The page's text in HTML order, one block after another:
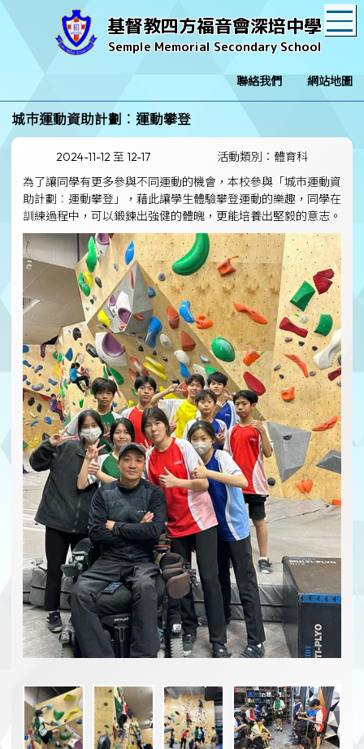
基督教四方福音會深培中學
Semple Memorial Secondary School
聯絡我們 網站地圖
城巿運動資助計劃︰運動攀登
2024-11-12 至 12-17
活動類別：體育科
為了讓同學有更多參與不同運動的機會，本校參與「城巿運動資
助計劃︰運動攀登」，藉此讓學生體驗攀登運動的樂趣，同學在
訓練過程中，可以鍛鍊出強健的體魄，更能培養出堅毅的意志。